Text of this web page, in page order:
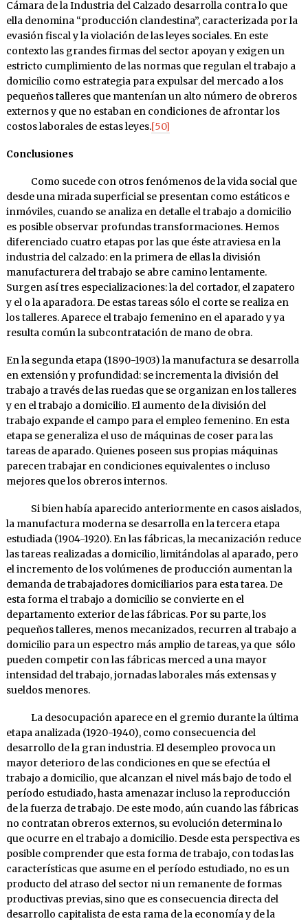
Cámara de la Industria del Calzado desarrolla contra lo que
ella denomina “producción clandestina”, caracterizada por la
evasión fiscal y la violación de las leyes sociales. En este
contexto las grandes firmas del sector apoyan y exigen un
estricto cumplimiento de las normas que regulan el trabajo a
domicilio como estrategia para expulsar del mercado a los
pequeños talleres que mantenían un alto número de obreros
externos y que no estaban en condiciones de afrontar los
costos laborales de estas leyes.[50]
Conclusiones
Como sucede con otros fenómenos de la vida social que
desde una mirada superficial se presentan como estáticos e
inmóviles, cuando se analiza en detalle el trabajo a domicilio
es posible observar profundas transformaciones. Hemos
diferenciado cuatro etapas por las que éste atraviesa en la
industria del calzado: en la primera de ellas la división
manufacturera del trabajo se abre camino lentamente.
Surgen así tres especializaciones: la del cortador, el zapatero
y el o la aparadora. De estas tareas sólo el corte se realiza en
los talleres. Aparece el trabajo femenino en el aparado y ya
resulta común la subcontratación de mano de obra.
En la segunda etapa (1890-1903) la manufactura se desarrolla
en extensión y profundidad: se incrementa la división del
trabajo a través de las ruedas que se organizan en los talleres
y en el trabajo a domicilio. El aumento de la división del
trabajo expande el campo para el empleo femenino. En esta
etapa se generaliza el uso de máquinas de coser para las
tareas de aparado. Quienes poseen sus propias máquinas
parecen trabajar en condiciones equivalentes o incluso
mejores que los obreros internos.
Si bien había aparecido anteriormente en casos aislados,
la manufactura moderna se desarrolla en la tercera etapa
estudiada (1904-1920). En las fábricas, la mecanización reduce
las tareas realizadas a domicilio, limitándolas al aparado, pero
el incremento de los volúmenes de producción aumentan la
demanda de trabajadores domiciliarios para esta tarea. De
esta forma el trabajo a domicilio se convierte en el
departamento exterior de las fábricas. Por su parte, los
pequeños talleres, menos mecanizados, recurren al trabajo a
domicilio para un espectro más amplio de tareas, ya que sólo
pueden competir con las fábricas merced a una mayor
intensidad del trabajo, jornadas laborales más extensas y
sueldos menores.
La desocupación aparece en el gremio durante la última
etapa analizada (1920-1940), como consecuencia del
desarrollo de la gran industria. El desempleo provoca un
mayor deterioro de las condiciones en que se efectúa el
trabajo a domicilio, que alcanzan el nivel más bajo de todo el
período estudiado, hasta amenazar incluso la reproducción
de la fuerza de trabajo. De este modo, aún cuando las fábricas
no contratan obreros externos, su evolución determina lo
que ocurre en el trabajo a domicilio. Desde esta perspectiva es
posible comprender que esta forma de trabajo, con todas las
características que asume en el período estudiado, no es un
producto del atraso del sector ni un remanente de formas
productivas previas, sino que es consecuencia directa del
desarrollo capitalista de esta rama de la economía y de la